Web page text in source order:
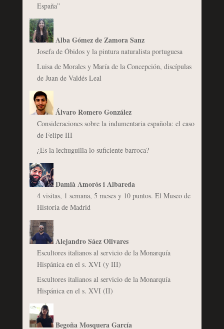
España”
Alba Gómez de Zamora Sanz
Josefa de Óbidos y la pintura naturalista portuguesa
Luisa de Morales y María de la Concepción, discípulas
de Juan de Valdés Leal
Álvaro Romero González
Consideraciones sobre la indumentaria española: el caso
de Felipe III
¿Es la lechuguilla lo suficiente barroca?
Damià Amorós i Albareda
4 visitas, 1 semana, 5 meses y 10 puntos. El Museo de
Historia de Madrid
Alejandro Sáez Olivares
Escultores italianos al servicio de la Monarquía
Hispánica en el s. XVI (y III)
Escultores italianos al servicio de la Monarquía
Hispánica en el s. XVI (II)
Begoña Mosquera García